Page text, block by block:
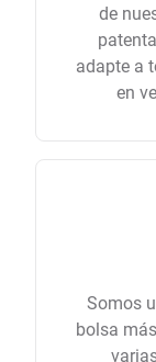
de
adapte a
en
Somos
bolsa